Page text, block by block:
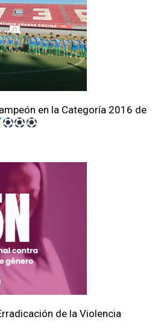
en la Categoría 2016 de
de la Violencia